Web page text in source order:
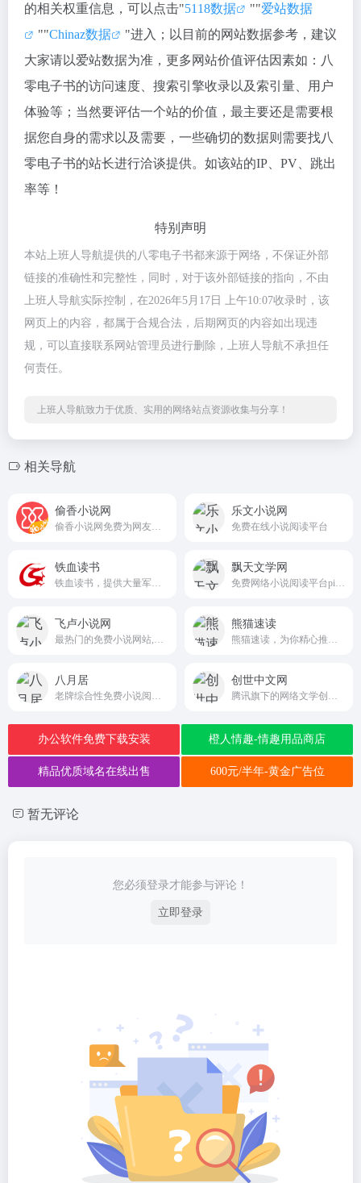
的相关权重信息，可以点击"5118数据 ""爱站数据
""Chinaz数据
"进入；以目前的网站数据参考，建议
大家请以爱站数据为准，更多网站价值评估因素如：八
零电子书的访问速度、搜索引擎收录以及索引量、用户
体验等；当然要评估一个站的价值，最主要还是需要根
据您自身的需求以及需要，一些确切的数据则需要找八
零电子书的站长进行洽谈提供。如该站的IP、PV、跳出
率等！
特别声明
本站上班人导航提供的八零电子书都来源于网络，不保证外部
链接的准确性和完整性，同时，对于该外部链接的指向，不由
上班人导航实际控制，在2026年5月17日 上午10:07收录时，该
网页上的内容，都属于合规合法，后期网页的内容如出现违
规，可以直接联系网站管理员进行删除，上班人导航不承担任
何责任。
上班人导航致力于优质、实用的网络站点资源收集与分享！
相关导航
偷香小说网 乐文小说网
免费在线小说阅读平台
铁血读书 飘天文学网
飞卢小说网 熊猫速读
八月居 创世中文网
办公软件免费下载安装 橙人情趣-情趣用品商店
精品优质域名在线出售 600元/半年-黄金广告位
暂无评论
您必须登录才能参与评论！
立即登录